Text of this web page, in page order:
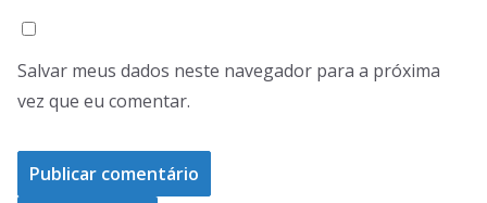
Salvar meus dados neste navegador para a próxima
vez que eu comentar.